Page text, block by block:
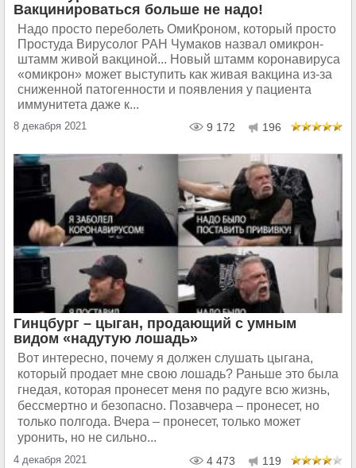
Вакцинироваться больше не надо!
Надо просто переболеть ОмиКроном, который просто
Простуда Вирусолог РАН Чумаков назвал омикрон-
штамм живой вакциной... Новый штамм коронавируса
«омикрон» может выступить как живая вакцина из-за
сниженной патогенности и появления у пациента
иммунитета даже к...
8 декабря 2021 9 172 196
Гинцбург – цыган, продающий с умным
видом «надутую лошадь»
Вот интересно, почему я должен слушать цыгана,
который продает мне свою лошадь? Раньше это была
гнедая, которая пронесет меня по радуге всю жизнь,
бессмертно и безопасно. Позавчера – пронесет, но
только полгода. Вчера – пронесет, только может
уронить, но не сильно...
4 декабря 2021 4 473 119